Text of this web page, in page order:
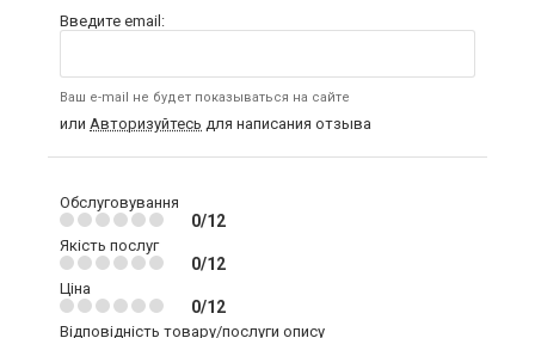
Введите email:
Ваш e-mail не будет показываться на сайте
или Авторизуйтесь для написания отзыва
Обслуговування
0/12
Якість послуг
0/12
Ціна
0/12
Відповідність товару/послуги опису